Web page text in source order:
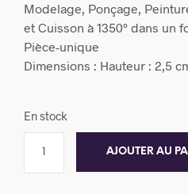
Modelage, Ponçage,
et Cuisson à 1350° dans un
Pièce-unique
Dimensions : Hauteur : 2,5
En stock
AJOUTER AU